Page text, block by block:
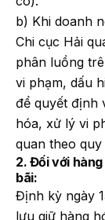
b) Khi doanh
Chi cục Hải
phân luồng
vi phạm, dấu
để quyết định
hóa, xử lý vi
quan theo quy
2. Đối với
bãi:
Định kỳ ngày
lưu giữ hàng